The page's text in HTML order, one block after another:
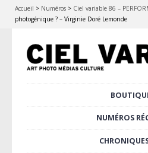
Accueil > Numéros > Ciel variable 86 –
photogénique ? – Virginie Doré Lemonde
NUMÉROS